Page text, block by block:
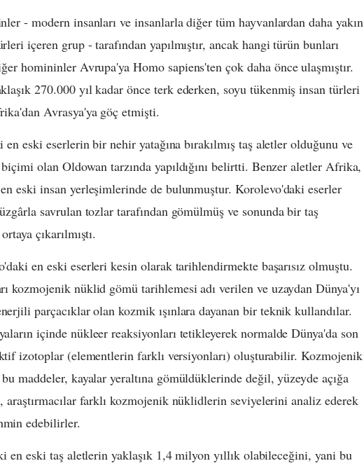
- modern insanları ve insanlarla diğer tüm hayvanlardan daha yakın
içeren grup - tarafından yapılmıştır, ancak hangi türün bunları
homininler Avrupa'ya Homo sapiens'ten çok daha önce ulaşmıştır.
270.000 yıl kadar önce terk ederken, soyu tükenmiş insan türleri
Avrasya'ya göç etmişti.
eski eserlerin bir nehir yatağına bırakılmış taş aletler olduğunu ve
olan Oldowan tarzında yapıldığını belirtti. Benzer aletler Afrika,
eski insan yerleşimlerinde de bulunmuştur. Korolevo'daki eserler
savrulan tozlar tarafından gömülmüş ve sonunda bir taş
çıkarılmıştı.
en eski eserleri kesin olarak tarihlendirmekte başarısız olmuştu.
kozmojenik nüklid gömü tarihlemesi adı verilen ve uzaydan Dünya'yı
parçacıklar olan kozmik ışınlara dayanan bir teknik kullandılar.
içinde nükleer reaksiyonları tetikleyerek normalde Dünya'da son
izotoplar (elementlerin farklı versiyonları) oluşturabilir. Kozmojenik
maddeler, kayalar yeraltına gömüldüklerinde değil, yüzeyde açığa
araştırmacılar farklı kozmojenik nüklidlerin seviyelerini analiz ederek
edebilirler.
en eski taş aletlerin yaklaşık 1,4 milyon yıllık olabileceğini, yani bu